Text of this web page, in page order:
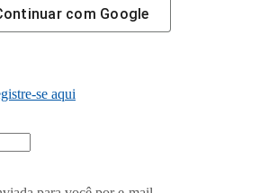
com Google
se aqui